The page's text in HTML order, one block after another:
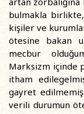
bulmakla
kişiler ve
ötesine bakan
mecbur
Marksizm içinde
itham
gayret
verili durumun